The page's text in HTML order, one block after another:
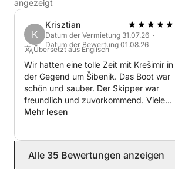
angezeigt
K
Krisztian
Datum der Vermietung 31.07.26 ·
Datum der Bewertung 01.08.26
Übersetzt aus Englisch
Wir hatten eine tolle Zeit mit Krešimir in
der Gegend um Šibenik. Das Boot war
schön und sauber. Der Skipper war
freundlich und zuvorkommend. Vielen
Dank, Krešimir!
Mehr lesen
Alle 35 Bewertungen anzeigen